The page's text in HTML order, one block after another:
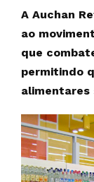
A Auchan
ao
que
permitindo
alimentares